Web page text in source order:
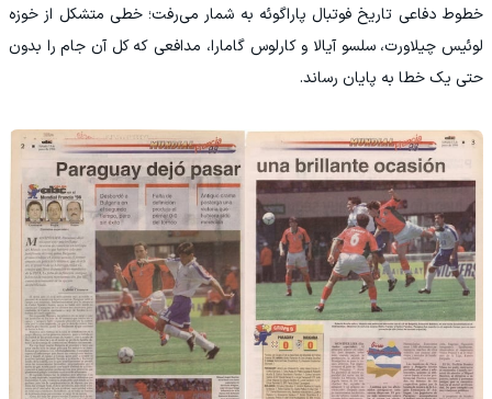
خطوط دفاعی تاریخ فوتبال پاراگوئه به شمار می‌رفت؛ خطی متشکل از خوزه
لوئیس چیلاورت، سلسو آیالا و کارلوس گامارا، مدافعی که کل آن جام را بدون
حتی یک خطا به پایان رساند.